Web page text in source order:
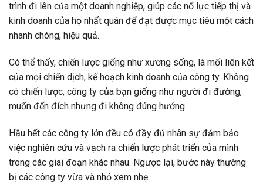
trình đi lên của một doanh nghiệp, giúp các nổ lực tiếp thị và
kinh doanh của họ nhất quán để đạt được mục tiêu một cách
nhanh chóng, hiệu quả.
Có thể thấy, chiến lược giống như xương sống, là mối liên kết
của mọi chiến dịch, kế hoạch kinh doanh của công ty. Không
có chiến lược, công ty của bạn giống như người đi đường,
muốn đến đích nhưng đi không đúng hướng.
Hầu hết các công ty lớn đều có đầy đủ nhân sự đảm bảo
việc nghiên cứu và vạch ra chiến lược phát triển của mình
trong các giai đoạn khác nhau. Ngược lại, bước này thường
bị các công ty vừa và nhỏ xem nhẹ.